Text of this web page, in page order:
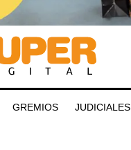
GREMIOS JUDICIALES